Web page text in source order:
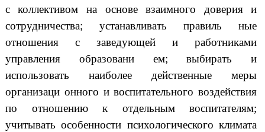
с коллективом на основе взаимного доверия и
сотрудничества; устанавливать правиль ные
отношения с заведующей и работниками
управления образовани ем; выбирать и
использовать наиболее действенные меры
организаци онного и воспитательного воздействия
по отношению к отдельным воспитателям;
учитывать особенности психологического климата